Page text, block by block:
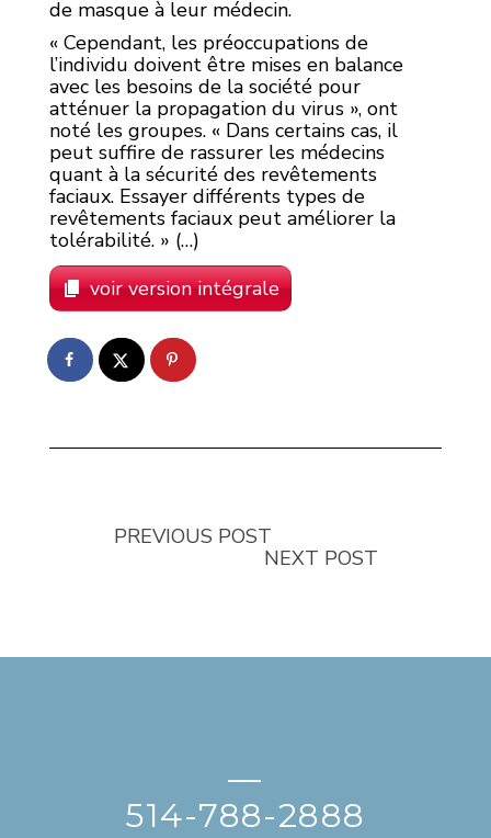
de masque à leur médecin.
« Cependant, les préoccupations de
l’individu doivent être mises en balance
avec les besoins de la société pour
atténuer la propagation du virus », ont
noté les groupes. « Dans certains cas, il
peut suffire de rassurer les médecins
quant à la sécurité des revêtements
faciaux. Essayer différents types de
revêtements faciaux peut améliorer la
tolérabilité. » (…)
voir version intégrale
PREVIOUS POST
NEXT POST
—
514-788-2888